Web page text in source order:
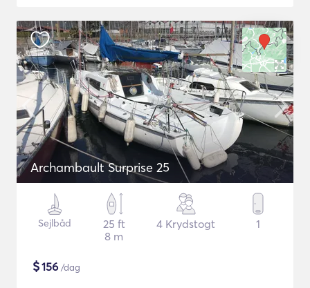
Archambault Surprise 25
Sejlbåd
25 ft
8 m
4 Krydstogt 1
$156 /dag